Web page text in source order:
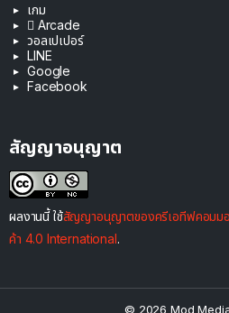
เกม
 Arcade
วอลเปเปอร์
LINE
Google
Facebook
สัญญาอนุญาต
ผลงานนี้ ใช้สัญญาอนุญาตของครีเอทีฟคอมมอ
ค้า 4.0 International.
© 2026 Mod